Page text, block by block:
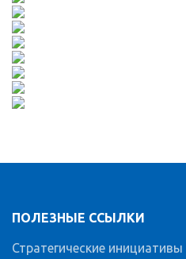
ПОЛЕЗНЫЕ ССЫЛКИ
Стратегические